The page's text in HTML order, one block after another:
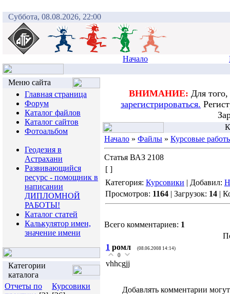
Суббота, 08.08.2026, 22:00
Начало
Меню сайта
Главная страница
Форум
Каталог файлов
Каталог сайтов
Фотоальбом
Геодезия в
Астрахани
Развивающийся
ресурс - помощник в
написании
ДИПЛОМНОЙ
РАБОТЫ!
Каталог статей
Калькулятор имен,
значение имени
Категории
каталога
Отчеты по
Курсовики
ВНИМАНИЕ: Для
зарегистрироваться.
Начало » Файлы » Курсовые
Статья ВАЗ 2108
[ ]
Категория: Курсовики | Добавил:
Просмотров: 1164 | Загрузок: 14 |
Всего комментариев: 1
1 ромл (08.06.2008 14:14)
0
vhhcgjj
Добавлять комментарии